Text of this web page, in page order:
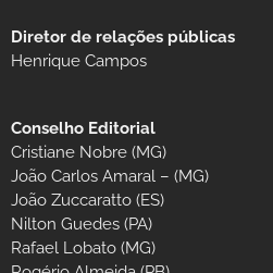
Diretor de relações públicas
Henrique Campos
Conselho Editorial
Cristiane Nobre (MG)
João Carlos Amaral – (MG)
João Zuccaratto (ES)
Nilton Guedes (PA)
Rafael Lobato (MG)